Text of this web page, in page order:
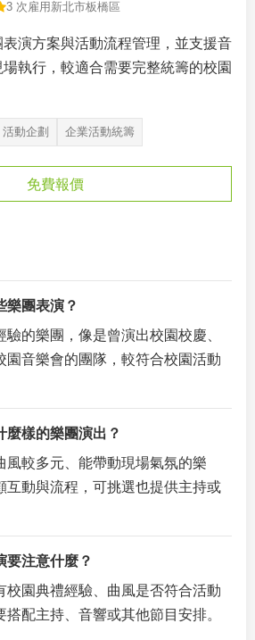
3 次雇用 新北市板橋區
演方案與活動流程管理，並支援音
執行，較適合需要完整統籌的校園
活動企劃 企業活動統籌
免費報價
樂團表演？
的樂團，像是曾演出校園校慶、
園音樂會的團隊，較符合校園活動
麼樣的樂團演出？
風較多元、能帶動現場氣氛的樂
互動與流程，可挑選也提供主持或
要注意什麼？
校園典禮經驗、曲風是否符合活動
配主持、音響或其他節目安排。